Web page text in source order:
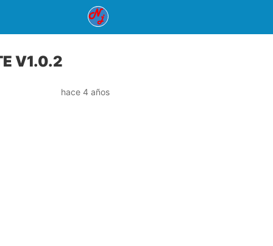
V1.0.2
hace 4 años